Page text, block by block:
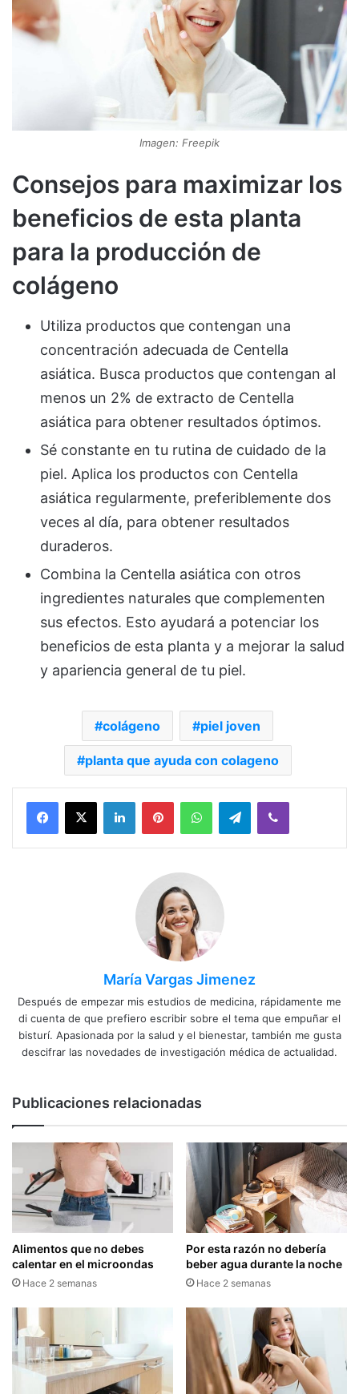
Imagen: Freepik
Consejos para maximizar los
beneficios de esta planta
para la producción de
colágeno
Utiliza productos que contengan una
concentración adecuada de Centella
asiática. Busca productos que contengan al
menos un 2% de extracto de Centella
asiática para obtener resultados óptimos.
Sé constante en tu rutina de cuidado de la
piel. Aplica los productos con Centella
asiática regularmente, preferiblemente dos
veces al día, para obtener resultados
duraderos.
Combina la Centella asiática con otros
ingredientes naturales que complementen
sus efectos. Esto ayudará a potenciar los
beneficios de esta planta y a mejorar la salud
y apariencia general de tu piel.
colágeno piel joven
planta que ayuda con colageno
Facebook
X LinkedInPinterestWhatsAppTelegramViber
María Vargas Jimenez
Después de empezar mis estudios de medicina, rápidamente me
di cuenta de que prefiero escribir sobre el tema que empuñar el
bisturí. Apasionada por la salud y el bienestar, también me gusta
descifrar las novedades de investigación médica de actualidad.
Publicaciones relacionadas
Alimentos que no debes
calentar en el microondas
Hace 2 semanas
Por esta razón no debería
beber agua durante la noche
Hace 2 semanas